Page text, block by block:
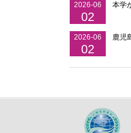
2026-06
02
本学
2026-06
02
鹿児